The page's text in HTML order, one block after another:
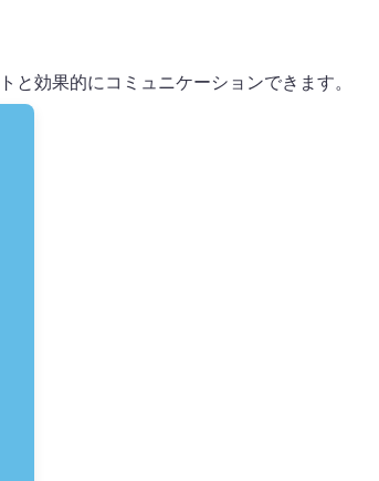
効果的にコミュニケーションできます。